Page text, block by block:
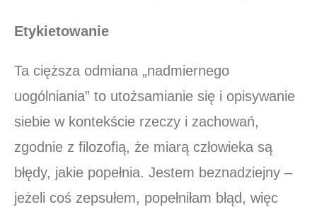
Etykietowanie
Ta cięższa odmiana „nadmiernego
uogólniania” to utożsamianie się i opisywanie
siebie w kontekście rzeczy i zachowań,
zgodnie z filozofią, że miarą człowieka są
błędy, jakie popełnia. Jestem beznadziejny –
jeżeli coś zepsułem, popełniłam błąd, więc